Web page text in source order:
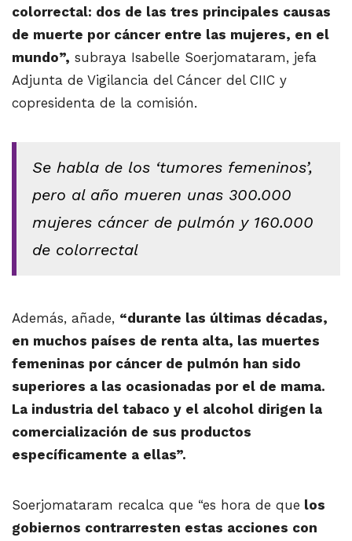
colorrectal: dos de las tres principales causas
de muerte por cáncer entre las mujeres, en el
mundo”, subraya Isabelle Soerjomataram, jefa
Adjunta de Vigilancia del Cáncer del CIIC y
copresidenta de la comisión.
Se habla de los ‘tumores femeninos’,
pero al año mueren unas 300.000
mujeres cáncer de pulmón y 160.000
de colorrectal
Además, añade, “durante las últimas décadas,
en muchos países de renta alta, las muertes
femeninas por cáncer de pulmón han sido
superiores a las ocasionadas por el de mama.
La industria del tabaco y el alcohol dirigen la
comercialización de sus productos
específicamente a ellas”.
Soerjomataram recalca que “es hora de que los
gobiernos contrarresten estas acciones con